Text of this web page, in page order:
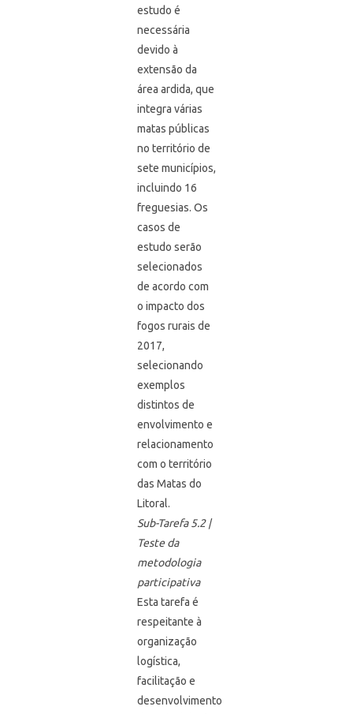
estudo é
necessária
devido à
extensão da
área ardida, que
integra várias
matas públicas
no território de
sete municípios,
incluindo 16
freguesias. Os
casos de
estudo serão
selecionados
de acordo com
o impacto dos
fogos rurais de
2017,
selecionando
exemplos
distintos de
envolvimento e
relacionamento
com o território
das Matas do
Litoral.
Sub-Tarefa 5.2 |
Teste da
metodologia
participativa
Esta tarefa é
respeitante à
organização
logística,
facilitação e
desenvolvimento